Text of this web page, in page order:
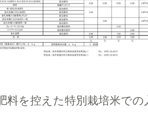
料を控えた特別栽培米での